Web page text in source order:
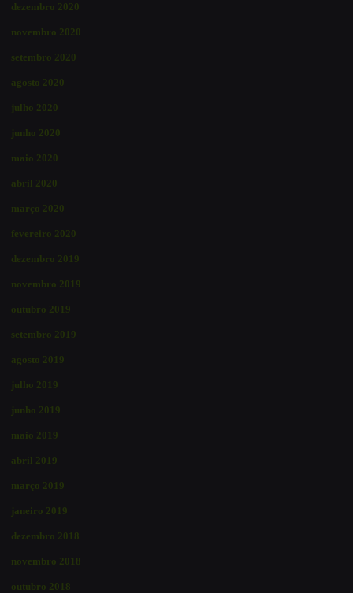
dezembro 2020
novembro 2020
setembro 2020
agosto 2020
julho 2020
junho 2020
maio 2020
abril 2020
março 2020
fevereiro 2020
dezembro 2019
novembro 2019
outubro 2019
setembro 2019
agosto 2019
julho 2019
junho 2019
maio 2019
abril 2019
março 2019
janeiro 2019
dezembro 2018
novembro 2018
outubro 2018